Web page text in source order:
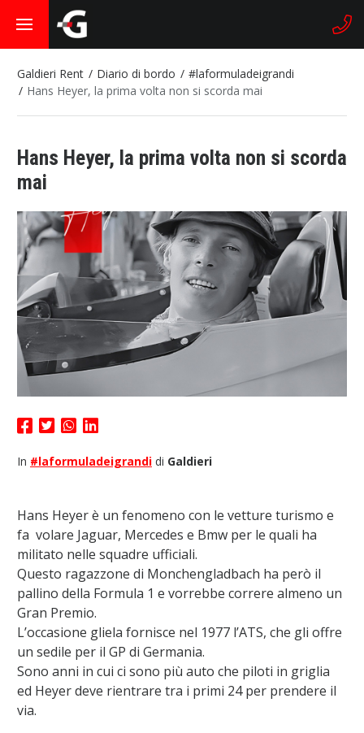
Galdieri Rent Diario di bordo
#laformuladeigrandi
Hans Heyer, la prima volta non si scorda mai
Hans Heyer, la prima volta non si scorda
mai
In #laformuladeigrandidi Galdieri
Hans Heyer è un fenomeno con le vetture turismo e
fa volare Jaguar, Mercedes e Bmw per le quali ha
militato nelle squadre ufficiali.
Questo ragazzone di Monchengladbach ha però il
pallino della Formula 1 e vorrebbe correre almeno un
Gran Premio.
L’occasione gliela fornisce nel 1977 l’ATS, che gli offre
un sedile per il GP di Germania.
Sono anni in cui ci sono più auto che piloti in griglia
ed Heyer deve rientrare tra i primi 24 per prendere il
via.